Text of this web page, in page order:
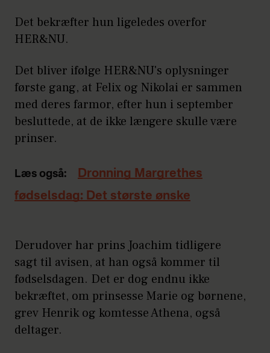
Det bekræfter hun ligeledes overfor
HER&NU.
Det bliver ifølge HER&NU's oplysninger
første gang, at Felix og Nikolai er sammen
med deres farmor, efter hun i september
besluttede, at de ikke længere skulle være
prinser.
Læs også:
Dronning Margrethes
fødselsdag: Det største ønske
Derudover har prins Joachim tidligere
sagt til avisen, at han også kommer til
fødselsdagen. Det er dog endnu ikke
bekræftet, om prinsesse Marie og børnene,
grev Henrik og komtesse Athena, også
deltager.